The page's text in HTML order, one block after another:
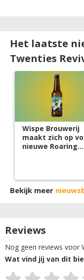
Het laatste
Twenties
Wispe Brouwerij
maakt zich op
nieuwe Roaring
Bekijk meer
Reviews
Nog geen reviews voor
Wat vind jij van dit